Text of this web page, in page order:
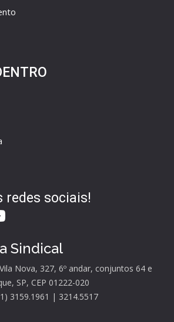
redes sociais!
Sindical
Nova, 327, 6º andar, conjuntos 64 e
SP, CEP 01222-020
3159.1961 | 3214.5517